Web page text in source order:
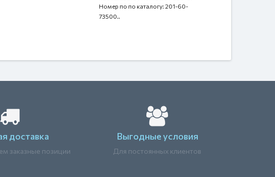
Номер по по каталогу: 201-60-
73500..
доставка
заказные позиции
Выгодные условия
Для постоянных клиентов